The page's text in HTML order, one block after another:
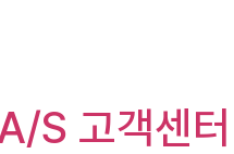
S 고객센터